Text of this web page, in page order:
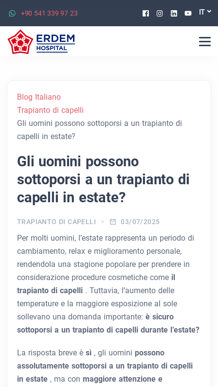
+90 541 339 97 23 Facebook
Instagram
Linkedin
IT
Blog Italiano
Trapianto di capelli
Gli uomini possono sottoporsi a un trapianto di
capelli in estate?
Gli uomini possono
sottoporsi a un trapianto di
capelli in estate?
TRAPIANTO DI CAPELLI 03/07/2025
Per molti uomini, l’estate rappresenta un periodo di
cambiamento, relax e miglioramento personale,
rendendola una stagione popolare per prendere in
considerazione procedure cosmetiche come il
trapianto di capelli . Tuttavia, l’aumento delle
temperature e la maggiore esposizione al sole
sollevano una domanda importante: è sicuro
sottoporsi a un trapianto di capelli durante l’estate?
La risposta breve è sì , gli uomini possono
assolutamente sottoporsi a un trapianto di capelli
in estate , ma con maggiore attenzione e